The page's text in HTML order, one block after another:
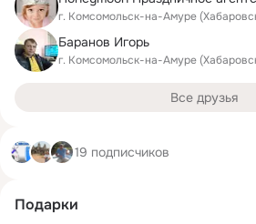
г. Комсомольск-на-Амуре
Баранов Игорь
г. Комсомольск-на-Амуре
Все друзья
19 подписчиков
Подарки